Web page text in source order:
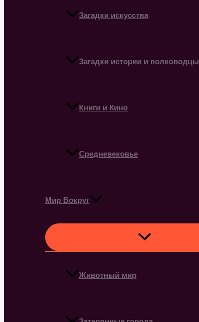
Загадки искусства
Загадки истории и полководцы
Книги и Кино
Средневековье
Мир Вокруг
Животный мир